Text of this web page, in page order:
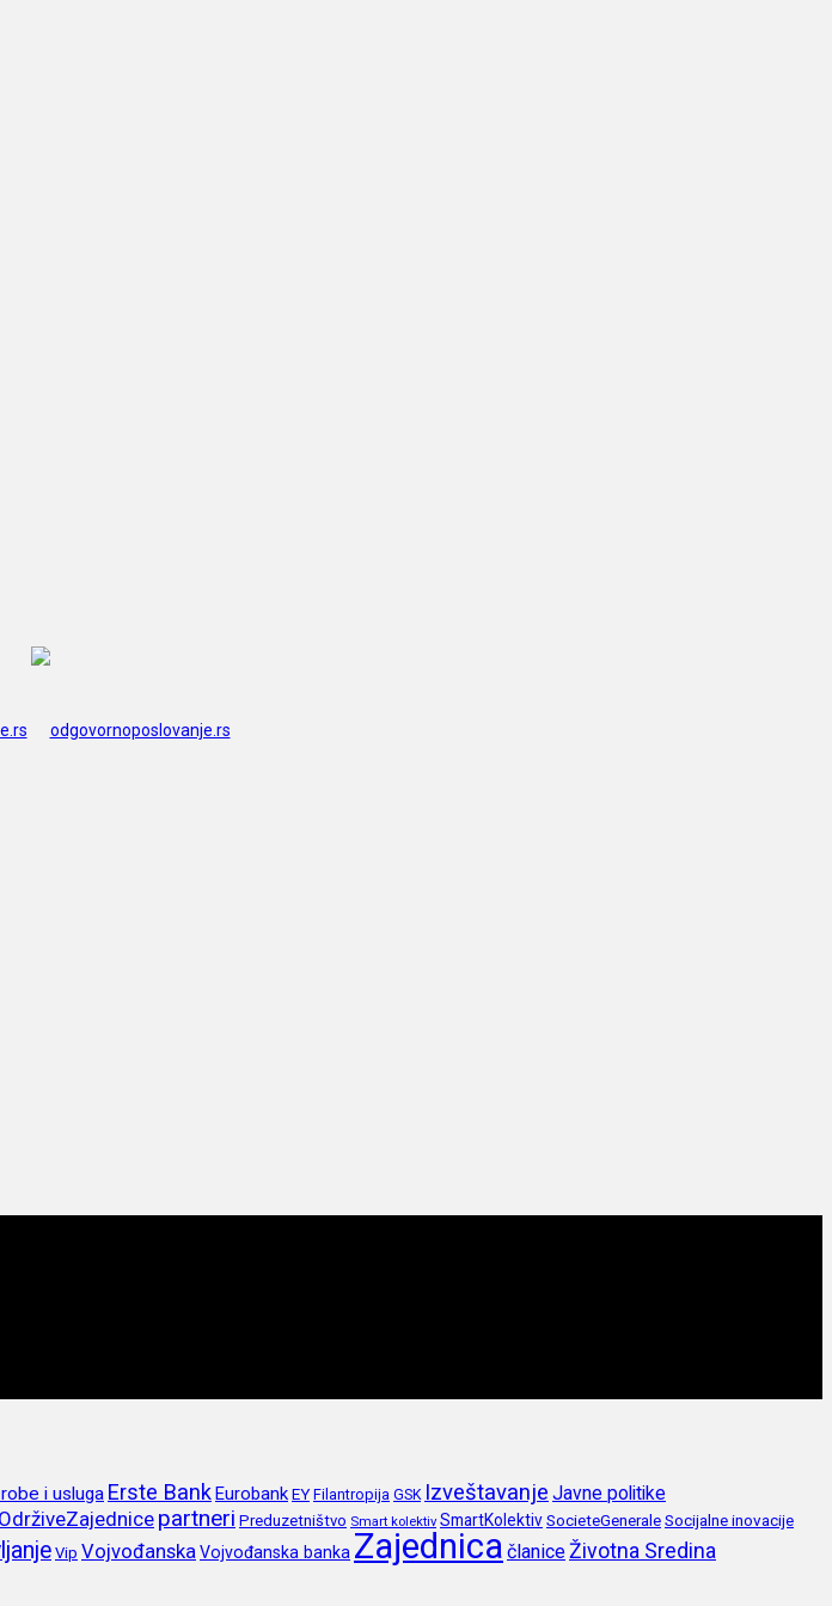
i usluga Erste BankEurobankEY Filantropija GSK Izveštavanje Javne politike
OdrživeZajednice partneri Preduzetništvo Smart kolektiv SmartKolektivSocieteGeneraleSocijalne inovacije
Vip VojvođanskaVojvođanska banka Zajednica članiceŽivotna Sredina